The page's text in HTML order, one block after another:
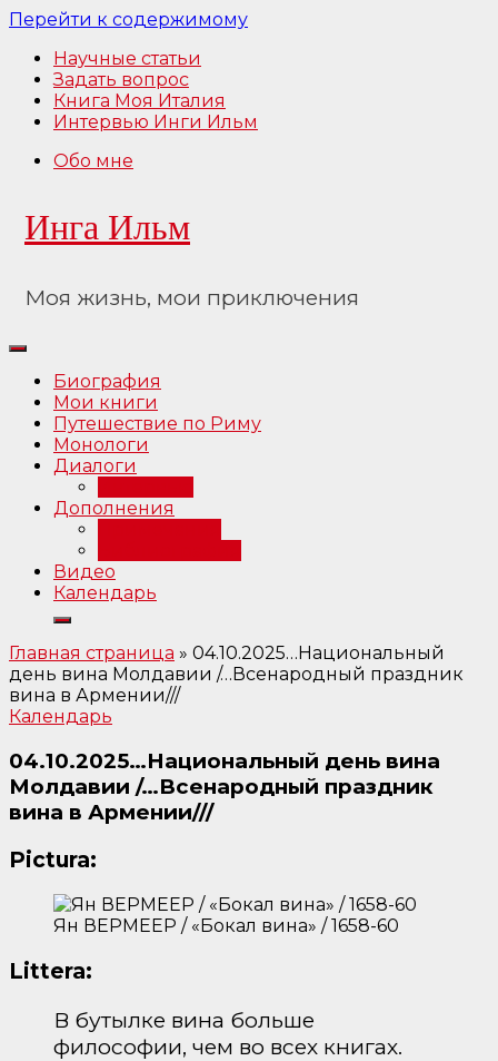
Перейти к содержимому
Научные статьи
Задать вопрос
Книга Моя Италия
Интервью Инги Ильм
Обо мне
Инга Ильм
Моя жизнь, мои приключения
Биография
Мои книги
Путешествие по Риму
Монологи
Диалоги
Дополнения
Видео
Календарь
Главная страница » 04.10.2025…Национальный
день вина Молдавии /…Всенародный праздник
вина в Армении///
Календарь
04.10.2025…Национальный день вина
Молдавии /…Всенародный праздник
вина в Армении///
Pictura:
Ян ВЕРМЕЕР / «Бокал вина» / 1658-60
Littera:
В бутылке вина больше
философии, чем во всех книгах.